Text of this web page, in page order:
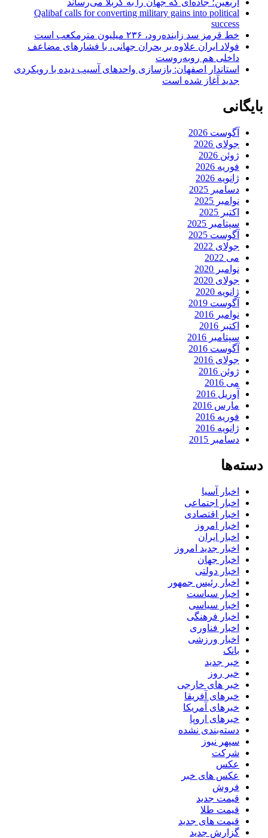
اربعین؛ جاده‌ای که جهان را به کربلا می‌رساند
Qalibaf calls for converting military gains into political
success
خط قرمز سد زاینده‌رود، ۲۳۶ میلیون مترمکعب است
فولاد ایران علاوه بر بحران جهانی، با فشارهای مضاعف
داخلی هم روبه‌روست
استاندار اصفهان: بازسازی واحدهای آسیب دیده با رویکردی
جدید آغاز شده است
بایگانی
آگوست 2026
جولای 2026
ژوئن 2026
فوریه 2026
ژانویه 2026
دسامبر 2025
نوامبر 2025
اکتبر 2025
سپتامبر 2025
آگوست 2025
جولای 2022
می 2022
نوامبر 2020
جولای 2020
ژانویه 2020
آگوست 2019
نوامبر 2016
اکتبر 2016
سپتامبر 2016
آگوست 2016
جولای 2016
ژوئن 2016
می 2016
آوریل 2016
مارس 2016
فوریه 2016
ژانویه 2016
دسامبر 2015
دسته‌ها
اخبار آسیا
اخبار اجتماعی
اخبار اقتصادی
اخبار امروز
اخبار ایران
اخبار جدید امروز
اخبار جهان
اخبار دولتی
اخبار رئیس جمهور
اخبار سیاست
اخبار سیاسی
اخبار فرهنگی
اخبار فناوری
اخبار ورزشی
بانک
خبر جدید
خبر روز
خبر های خارجی
خبرهای آفریقا
خبرهای آمریکا
خبرهای اروپا
دسته‌بندی نشده
سپهر نیوز
شرکت
عکس
عکس های خبر
فروش
قیمت جدید
قیمت طلا
قیمت های جدید
گزارش جدید